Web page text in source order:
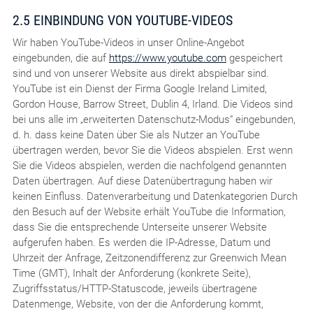
2.5 EINBINDUNG VON YOUTUBE-VIDEOS
Wir haben YouTube-Videos in unser Online-Angebot
eingebunden, die auf https://www.youtube.comgespeichert
sind und von unserer Website aus direkt abspielbar sind.
YouTube ist ein Dienst der Firma Google Ireland Limited,
Gordon House, Barrow Street, Dublin 4, Irland. Die Videos sind
bei uns alle im „erweiterten Datenschutz-Modus“ eingebunden,
d. h. dass keine Daten über Sie als Nutzer an YouTube
übertragen werden, bevor Sie die Videos abspielen. Erst wenn
Sie die Videos abspielen, werden die nachfolgend genannten
Daten übertragen. Auf diese Datenübertragung haben wir
keinen Einfluss. Datenverarbeitung und Datenkategorien Durch
den Besuch auf der Website erhält YouTube die Information,
dass Sie die entsprechende Unterseite unserer Website
aufgerufen haben. Es werden die IP-Adresse, Datum und
Uhrzeit der Anfrage, Zeitzonendifferenz zur Greenwich Mean
Time (GMT), Inhalt der Anforderung (konkrete Seite),
Zugriffsstatus/HTTP-Statuscode, jeweils übertragene
Datenmenge, Website, von der die Anforderung kommt,